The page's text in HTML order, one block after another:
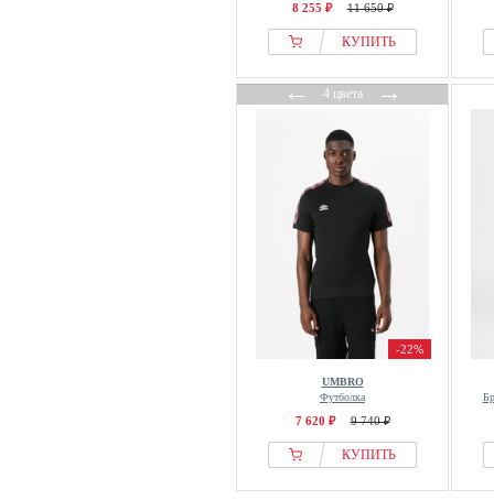
8 255 ₽ 11 650 ₽
КУПИТЬ
←4 цвета→
-22%
UMBRO
Футболка
7 620 ₽ 9 740 ₽
КУПИТЬ